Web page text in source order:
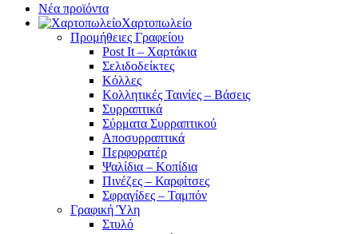
Νέα προϊόντα
Χαρτοπωλείο
Προμήθειες Γραφείου
Post It – Χαρτάκια
Σελιδοδείκτες
Κόλλες
Κολλητικές Ταινίες – Βάσεις
Συρραπτικά
Σύρματα Συρραπτικού
Αποσυρραπτικά
Περφορατέρ
Ψαλίδια – Κοπίδια
Πινέζες – Καρφίτσες
Σφραγίδες – Ταμπόν
Γραφική Ύλη
Στυλό